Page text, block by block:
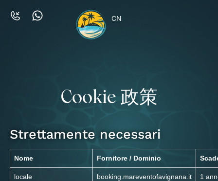
CN
Cookie 政策
Strettamente necessari
Nome Fornitore / Dominio
locale booking.mareventofavignana.it 1